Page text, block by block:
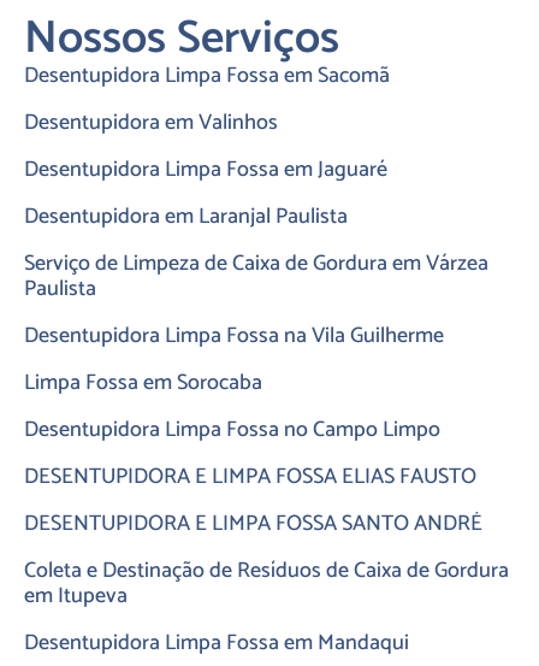
Nossos Serviços
Desentupidora Limpa Fossa em Sacomã
Desentupidora em Valinhos
Desentupidora Limpa Fossa em Jaguaré
Desentupidora em Laranjal Paulista
Serviço de Limpeza de Caixa de Gordura em Várzea
Paulista
Desentupidora Limpa Fossa na Vila Guilherme
Limpa Fossa em Sorocaba
Desentupidora Limpa Fossa no Campo Limpo
DESENTUPIDORA E LIMPA FOSSA ELIAS FAUSTO
DESENTUPIDORA E LIMPA FOSSA SANTO ANDRÉ
Coleta e Destinação de Resíduos de Caixa de Gordura
em Itupeva
Desentupidora Limpa Fossa em Mandaqui